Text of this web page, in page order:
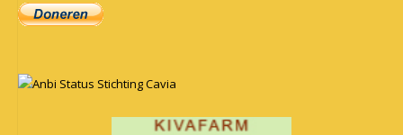
Anbi Status Stichting Cavia